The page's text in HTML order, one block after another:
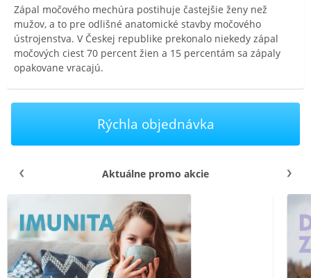
Zápal močového mechúra postihuje častejšie ženy než
mužov, a to pre odlišné anatomické stavby močového
ústrojenstva. V Českej republike prekonalo niekedy zápal
močových ciest 70 percent žien a 15 percentám sa zápaly
opakovane vracajú.
Rýchla objednávka
Aktuálne promo akcie